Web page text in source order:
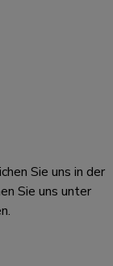
Sie uns in der
Sie uns unter